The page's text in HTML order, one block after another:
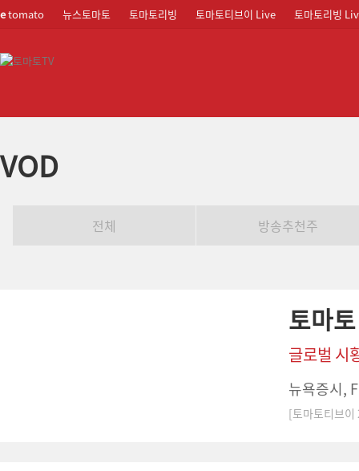
etomato 뉴스토마토 토마토리빙 토마토티브이 Live 토마토리빙
VOD
전체 방송추천주
토마
글로벌 시
뉴욕증시,
[토마토티브